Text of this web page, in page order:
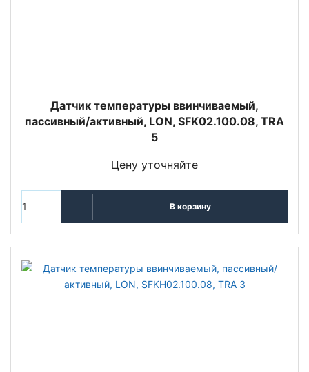
Датчик температуры ввинчиваемый,
пассивный/активный, LON, SFK02.100.08, TRA
5
Цену уточняйте
В корзину